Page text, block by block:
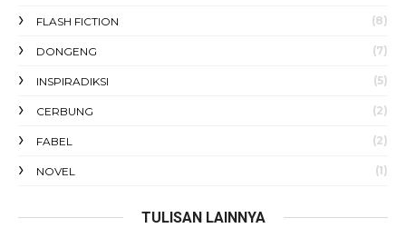
FLASH FICTION (8)
DONGENG (7)
INSPIRADIKSI (5)
CERBUNG (2)
FABEL (2)
NOVEL (1)
TULISAN LAINNYA